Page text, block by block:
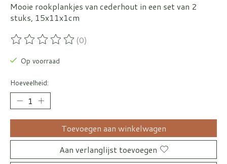
Mooie rookplankjes van cederhout in een set van 2
stuks, 15x11x1cm
De beoordeling van dit product is
(0)
Op voorraad
Hoeveelheid:
Toevoegen aan winkelwagen
Aan verlanglijst toevoegen